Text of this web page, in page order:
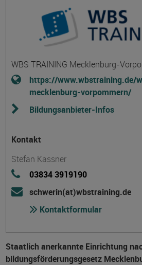
WBS TRAINING Mecklenburg-
https://www.wbstraining.de/
mecklenburg-vorpommern/
Bildungsanbieter-Infos
Kontakt
Stefan Kassner
03834 3919190
schwerin(at)wbstraining.de
Kontaktformular
Staatlich anerkannte Einrichtung
bildungs­förderungs­gesetz